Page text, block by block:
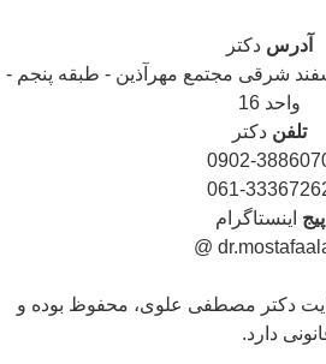
آدرسدکتر
شرقی مجتمع مهرآذین - طبقه پنجم -
واحد 16
تلفندکتر
0902-
061-
پیجاینستاگرام
دکتر مصطفی علوی، محفوظ بوده و
دارد.